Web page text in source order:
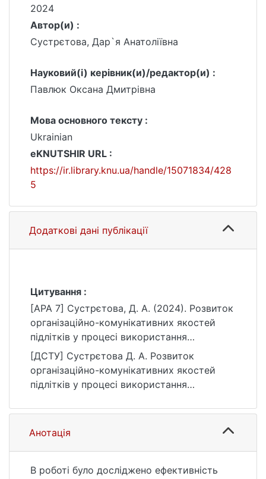
2024
Автор(и) :
Сустрєтова, Дар`я Анатоліївна
Науковий(і) керівник(и)/редактор(и) :
Павлюк Оксана Дмитрівна
Мова основного тексту :
Ukrainian
eKNUTSHIR URL :
https://ir.library.knu.ua/handle/15071834/428
5
Додаткові дані публікації
Цитування :
[APA 7] Сустрєтова, Д. А. (2024). Розвиток
організаційно-комунікативних якостей
підлітків у процесі використання
віртуальних тренінгів [Магістерська
робота, Київський національний
університет імені Тараса Шевченка].
eKNUTSHIR.
https://ir.library.knu.ua/handle/15071834/428
[ДСТУ] Сустрєтова Д. А. Розвиток
організаційно-комунікативних якостей
підлітків у процесі використання
робота магістра : 053 Психологія / наук.
кер. О. Д. Павлюк. Київ, 2024. 142 с. URL:
https://ir.library.knu.ua/handle/15071834/428
Анотація
В роботі було досліджено ефективність